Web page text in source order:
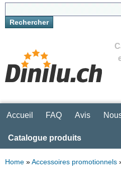
Accueil FAQ Avis
Catalogue produits
Home »Accessoires promotionnels